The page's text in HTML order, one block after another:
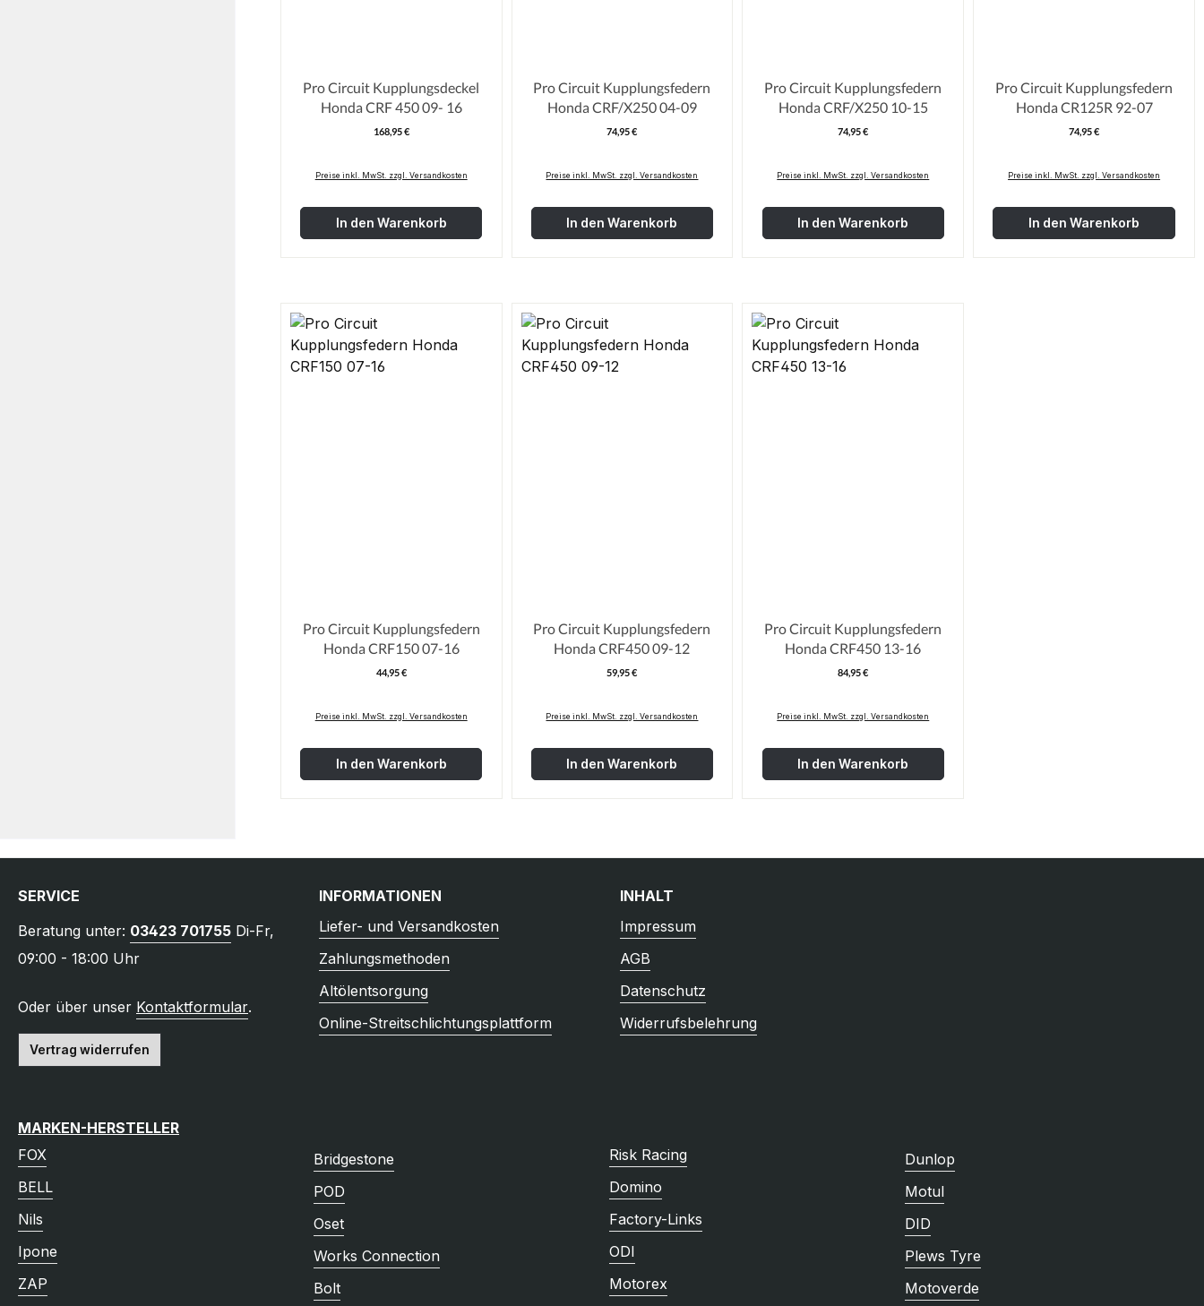
Pro Circuit Kupplungsdeckel
Honda CRF 450 09- 16
Regulärer Preis:
168,95 €
Preise inkl. MwSt. zzgl. Versandkosten
In den Warenkorb
Pro Circuit Kupplungsfedern
Honda CRF/X250 04-09
Regulärer Preis:
74,95 €
Preise inkl. MwSt. zzgl. Versandkosten
In den Warenkorb
Pro Circuit Kupplungsfedern
Honda CRF/X250 10-15
Regulärer Preis:
74,95 €
Preise inkl. MwSt. zzgl. Versandkosten
In den Warenkorb
Pro Circuit Kupplungsfedern
Honda CR125R 92-07
Regulärer
74,95 €
Preise inkl. MwSt. zzgl. Versandkosten
In den Warenkorb
Pro Circuit Kupplungsfedern
Honda CRF150 07-16
Regulärer Preis:
44,95 €
Preise inkl. MwSt. zzgl. Versandkosten
In den Warenkorb
Pro Circuit Kupplungsfedern
Honda CRF450 09-12
Regulärer Preis:
59,95 €
Preise inkl. MwSt. zzgl. Versandkosten
In den Warenkorb
Pro Circuit Kupplungsfedern
Honda CRF450 13-16
Regulärer Preis:
84,95 €
Preise inkl. MwSt. zzgl. Versandkosten
In den Warenkorb
SERVICE
Beratung unter: 03423 701755 Di-Fr,
09:00 - 18:00 Uhr
Oder über unser Kontaktformular.
Vertrag widerrufen
INFORMATIONEN
Liefer- und Versandkosten
Zahlungsmethoden
Altölentsorgung
Online-Streitschlichtungsplattform
INHALT
Impressum
AGB
Datenschutz
Widerrufsbelehrung
MARKEN-HERSTELLER
FOX
BELL
Nils
Ipone
ZAP
Bridgestone
POD
Oset
Works Connection
Bolt
Risk Racing
Domino
Factory-Links
ODI
Motorex
Dunlop
Motul
DID
Plews Tyre
Motoverde